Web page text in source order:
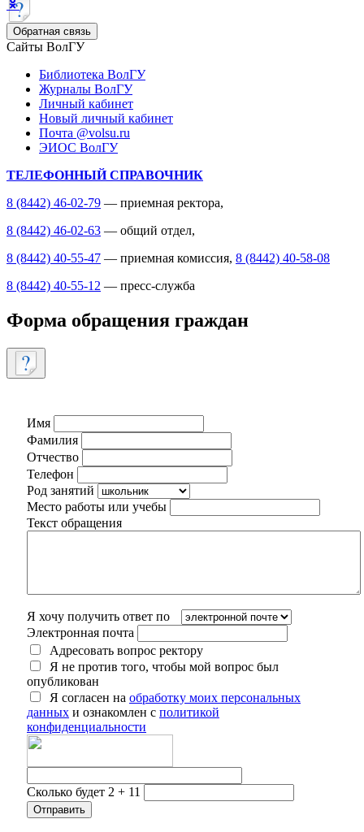
Обратная связь
Сайты ВолГУ
Библиотека ВолГУ
Журналы ВолГУ
Личный кабинет
Новый личный кабинет
Почта @volsu.ru
ЭИОС ВолГУ
ТЕЛЕФОННЫЙ СПРАВОЧНИК
8 (8442) 46-02-79 — приемная ректора,
8 (8442) 46-02-63 — общий отдел,
8 (8442) 40-55-47 — приемная комиссия, 8 (8442) 40-58-08
8 (8442) 40-55-12 — пресс-служба
Форма обращения граждан
Имя
Фамилия
Отчество
Телефон
Род занятий
Место работы или учебы
Текст обращения
Я хочу получить ответ по
Электронная почта
Адресовать вопрос ректору
Я не против того, чтобы мой вопрос был
опубликован
Я согласен на обработку моих персональных
данных и ознакомлен с политикой
конфиденциальности
Сколько будет 2 + 11